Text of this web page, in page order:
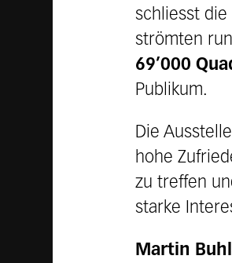
schliesst die
strömten
69’000
Publikum.
Die
hohe
zu treffen
starke
Martin